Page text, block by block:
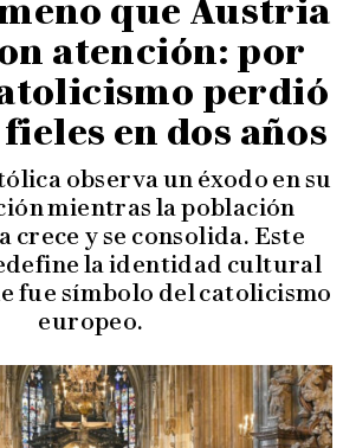
que Austria
atención: por
perdió
en dos años
observa un éxodo en su
mientras la población
crece y se consolida. Este
la identidad cultural
fue símbolo del catolicismo
europeo.